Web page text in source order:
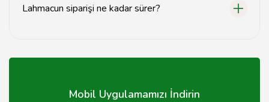
Lahmacun siparişi ne kadar sürer?
genellikle 20-30 dakika içinde hazırlanır ve teslim edilir.
Mobil Uygulamamızı İndirin